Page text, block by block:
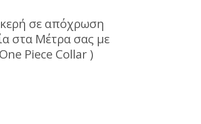
σε απόχρωση
στα Μέτρα σας με
Piece Collar )